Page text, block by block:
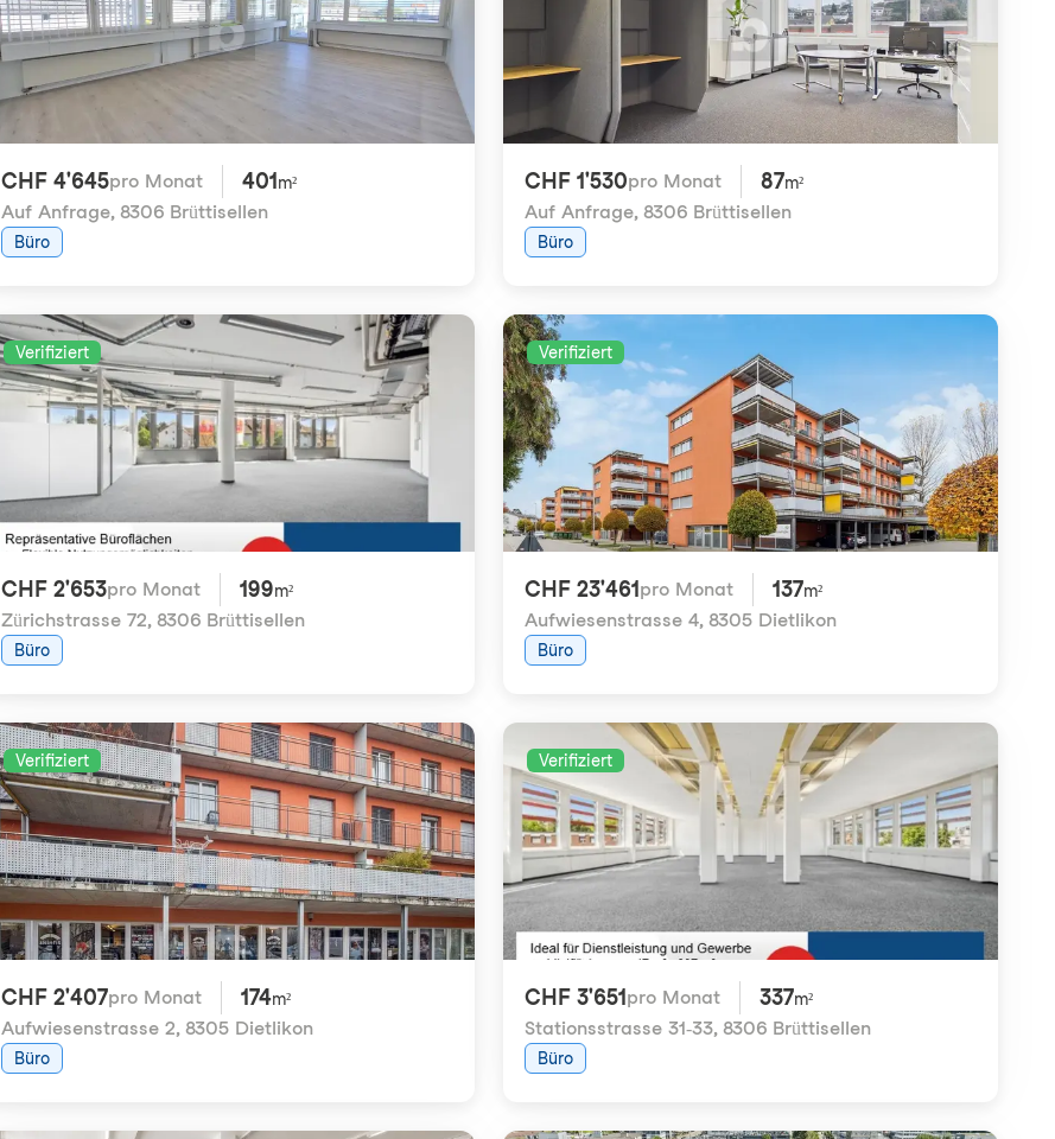
CHF 4'645pro Monat 401 m²
Auf Anfrage, 8306 Brüttisellen
Büro
CHF 1'530pro Monat 87m²
Auf Anfrage, 8306 Brüttisellen
Büro
Verifiziert
CHF 2'653pro Monat 199m²
Zürichstrasse 72, 8306 Brüttisellen
Büro
Verifiziert
CHF 23'461 pro Monat 137m²
Aufwiesenstrasse 4, 8305 Dietlikon
Büro
Verifiziert
CHF 2'407pro Monat 174m²
Aufwiesenstrasse 2, 8305 Dietlikon
Büro
Verifiziert
CHF 3'651 pro Monat 337m²
Stationsstrasse 31-33, 8306 Brüttisellen
Büro